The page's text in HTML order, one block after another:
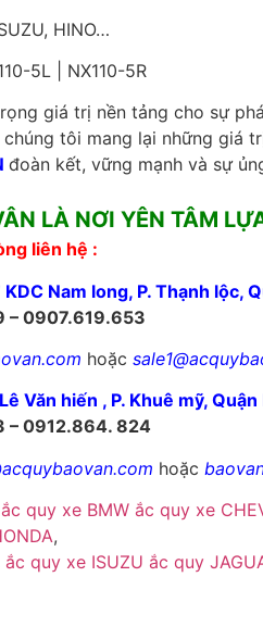
HINO…
giá trị nền tảng cho sự
tôi mang lại những giá
đoàn kết, vững mạnh và sự
LÀ NƠI YÊN TÂM
liên hệ :
Nam long, P. Thạnh lộc,
– 0907.619.653
hoặc
Văn hiến , P. Khuê mỹ,
– 0912.864. 824
hoặc
ắc quy xe BMW ắc quy xe
,
ắc quy xe ISUZU ắc quy